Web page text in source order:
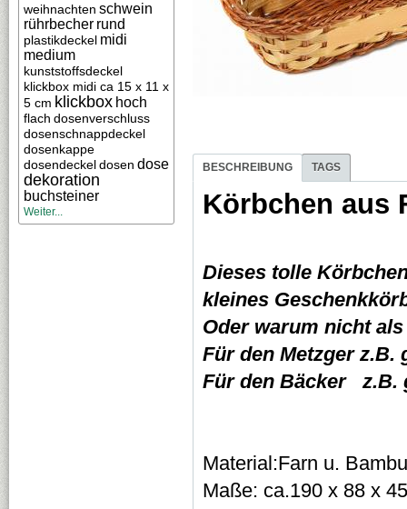
weihnachten schwein
rührbecher rund
plastikdeckel midi
medium
kunststoffsdeckel
klickbox midi ca 15 x 11 x
5 cm klickbox hoch
flach dosenverschluss
dosenschnappdeckel
dosenkappe
dosendeckeldosen dose
dekoration
buchsteiner
Weiter...
BESCHREIBUNG TAGS
Körbchen aus
Dieses tolle
kleines
Oder warum nicht
Für den Metzger z.B.
Für den Bäcker z.B.
Material:Farn u.
Maße: ca.190 x 88 x